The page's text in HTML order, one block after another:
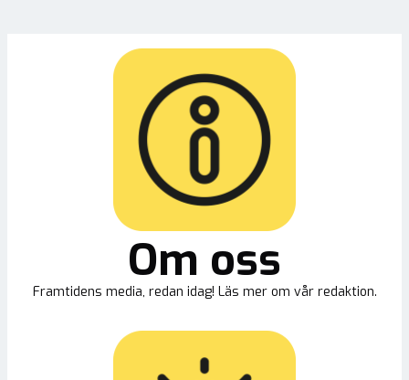
Om oss
Framtidens media, redan idag! Läs mer om vår redaktion.